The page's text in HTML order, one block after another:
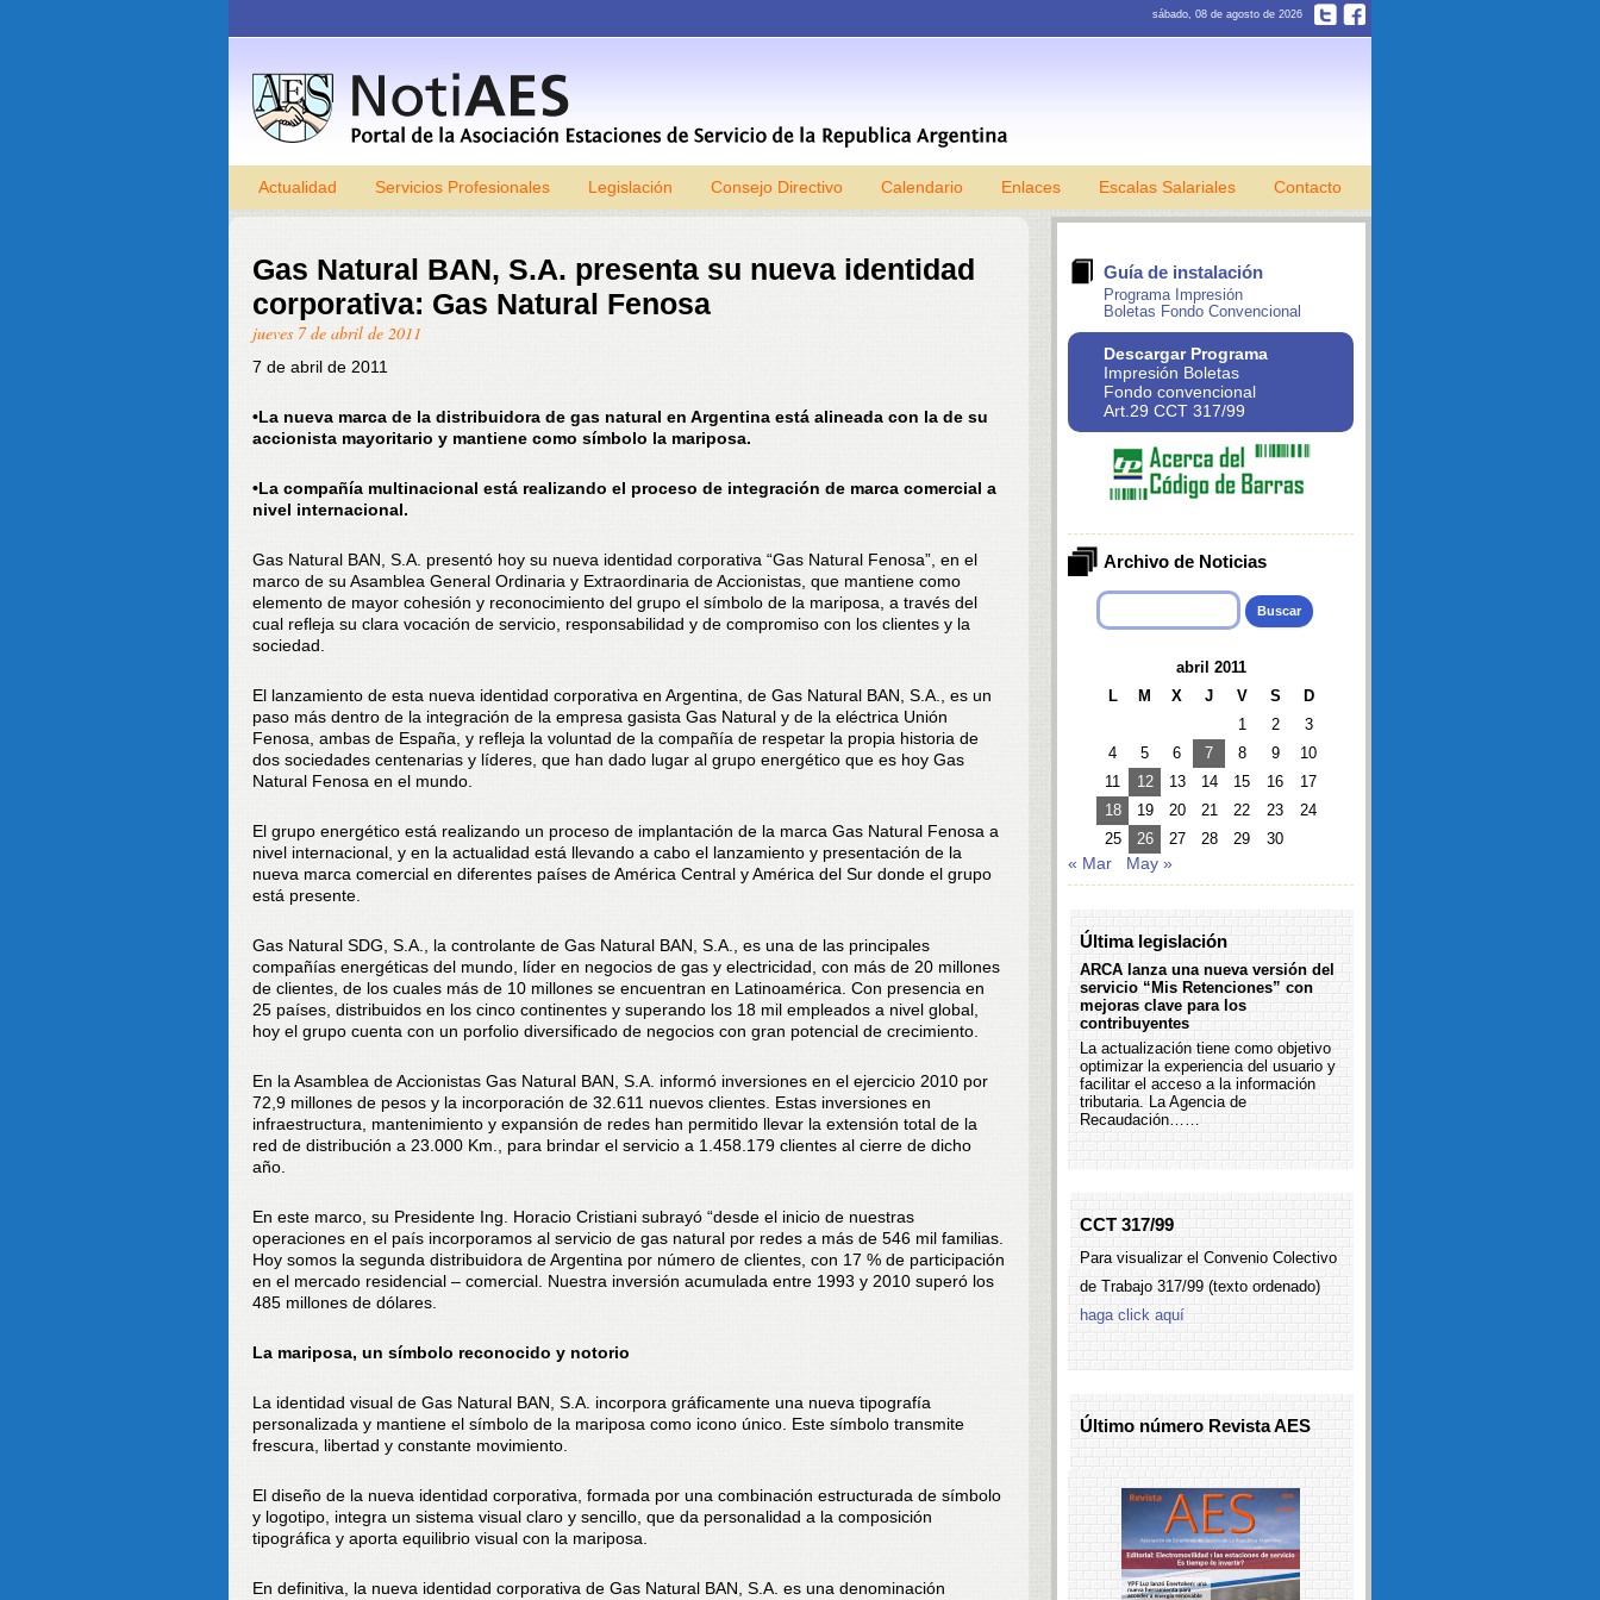
sábado, 08 de agosto de 2026
Skip to content
Actualidad Servicios Profesionales Legislación Consejo Directivo Calendario Enlaces Escalas Salariales Contacto
Gas Natural BAN, S.A. presenta su nueva identidad
corporativa: Gas Natural Fenosa
jueves 7 de abril de 2011
7 de abril de 2011
•La nueva marca de la distribuidora de gas natural en Argentina está alineada con la de su
accionista mayoritario y mantiene como símbolo la mariposa.
•La compañía multinacional está realizando el proceso de integración de marca comercial a
nivel internacional.
Gas Natural BAN, S.A. presentó hoy su nueva identidad corporativa “Gas Natural Fenosa”, en el
marco de su Asamblea General Ordinaria y Extraordinaria de Accionistas, que mantiene como
elemento de mayor cohesión y reconocimiento del grupo el símbolo de la mariposa, a través del
cual refleja su clara vocación de servicio, responsabilidad y de compromiso con los clientes y la
sociedad.
El lanzamiento de esta nueva identidad corporativa en Argentina, de Gas Natural BAN, S.A., es un
paso más dentro de la integración de la empresa gasista Gas Natural y de la eléctrica Unión
Fenosa, ambas de España, y refleja la voluntad de la compañía de respetar la propia historia de
dos sociedades centenarias y líderes, que han dado lugar al grupo energético que es hoy Gas
Natural Fenosa en el mundo.
El grupo energético está realizando un proceso de implantación de la marca Gas Natural Fenosa a
nivel internacional, y en la actualidad está llevando a cabo el lanzamiento y presentación de la
nueva marca comercial en diferentes países de América Central y América del Sur donde el grupo
está presente.
Gas Natural SDG, S.A., la controlante de Gas Natural BAN, S.A., es una de las principales
compañías energéticas del mundo, líder en negocios de gas y electricidad, con más de 20 millones
de clientes, de los cuales más de 10 millones se encuentran en Latinoamérica. Con presencia en
25 países, distribuidos en los cinco continentes y superando los 18 mil empleados a nivel global,
hoy el grupo cuenta con un porfolio diversificado de negocios con gran potencial de crecimiento.
En la Asamblea de Accionistas Gas Natural BAN, S.A. informó inversiones en el ejercicio 2010 por
72,9 millones de pesos y la incorporación de 32.611 nuevos clientes. Estas inversiones en
infraestructura, mantenimiento y expansión de redes han permitido llevar la extensión total de la
red de distribución a 23.000 Km., para brindar el servicio a 1.458.179 clientes al cierre de dicho
año.
En este marco, su Presidente Ing. Horacio Cristiani subrayó “desde el inicio de nuestras
operaciones en el país incorporamos al servicio de gas natural por redes a más de 546 mil familias.
Hoy somos la segunda distribuidora de Argentina por número de clientes, con 17 % de participación
en el mercado residencial – comercial. Nuestra inversión acumulada entre 1993 y 2010 superó los
485 millones de dólares.
La mariposa, un símbolo reconocido y notorio
La identidad visual de Gas Natural BAN, S.A. incorpora gráficamente una nueva tipografía
personalizada y mantiene el símbolo de la mariposa como icono único. Este símbolo transmite
frescura, libertad y constante movimiento.
El diseño de la nueva identidad corporativa, formada por una combinación estructurada de símbolo
y logotipo, integra un sistema visual claro y sencillo, que da personalidad a la composición
tipográfica y aporta equilibrio visual con la mariposa.
En definitiva, la nueva identidad corporativa de Gas Natural BAN, S.A. es una denominación
Guía de instalación
Programa Impresión
Boletas Fondo Convencional
Descargar Programa
Impresión Boletas
Fondo convencional
Art.29 CCT 317/99
Archivo de Noticias
Buscar:
abril 2011
L
M X J V S
D
1
2
3
4
5 6 7 8 9
10
11
12 13 14 15 16
17
18
19 20 21 22 23
24
25
26 27 28 29 30
« Mar May »
Última legislación
ARCA lanza una nueva versión del
servicio “Mis Retenciones” con
mejoras clave para los
contribuyentes
La actualización tiene como objetivo
optimizar la experiencia del usuario y
facilitar el acceso a la información
tributaria. La Agencia de
Recaudación……
CCT 317/99
Para visualizar el Convenio Colectivo
de Trabajo 317/99 (texto ordenado)
haga click aquí
Último número Revista AES